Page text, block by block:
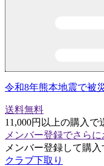
令和8年熊本地震で被
送料無料
11,000円以上の購入で
メンバー登録でさらに
メンバー登録して購
クラブ下取り